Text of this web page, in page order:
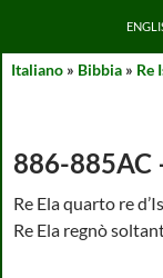
Italiano » Bibbia » Re
886-885AC
Re Ela quarto re
Re Ela regnò